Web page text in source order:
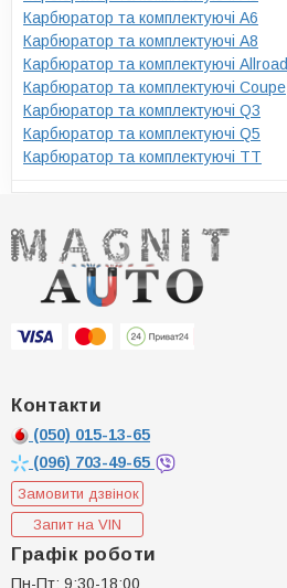
Карбюратор та комплектуючі A6
Карбюратор та комплектуючі A8
Карбюратор та комплектуючі Allroad
Карбюратор та комплектуючі Coupe
Карбюратор та комплектуючі Q3
Карбюратор та комплектуючі Q5
Карбюратор та комплектуючі TT
Контакти
(050) 015-13-65
(096) 703-49-65
Замовити дзвінок
Запит на VIN
Графік роботи
Пн-Пт: 9:30-18:00